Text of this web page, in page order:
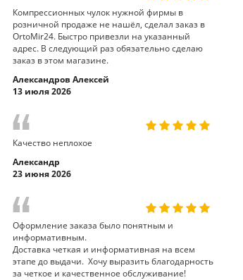
Компрессионных чулок нужной фирмы в
розничной продаже не нашёл, сделал заказ в
OrtoMir24. Быстро привезли на указанный
адрес. В следующий раз обязательно сделаю
заказ в этом магазине.
Александров Алексей
13 июля 2026
Качество неплохое
Александр
23 июня 2026
Оформление заказа было понятным и
информативным.
Доставка четкая и информативная на всем
этапе до выдачи. Хочу выразить благодарность
за четкое и качественное обслуживание!